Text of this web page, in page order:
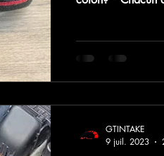
GTINTAKE
9 juil. 2023